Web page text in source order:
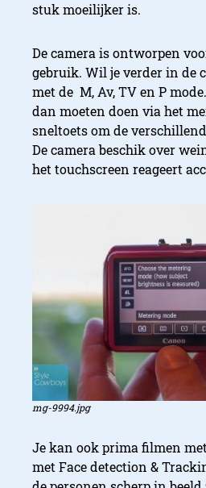
stuk moeilijker is.
De camera is ontworpen
gebruik. Wil je verder in de
met de M, Av, TV en P mode.
dan moeten doen via het
sneltoets om de
De camera beschik over
het touchscreen reageert
mg-9994.jpg
Je kan ook prima filmen
met Face detection &